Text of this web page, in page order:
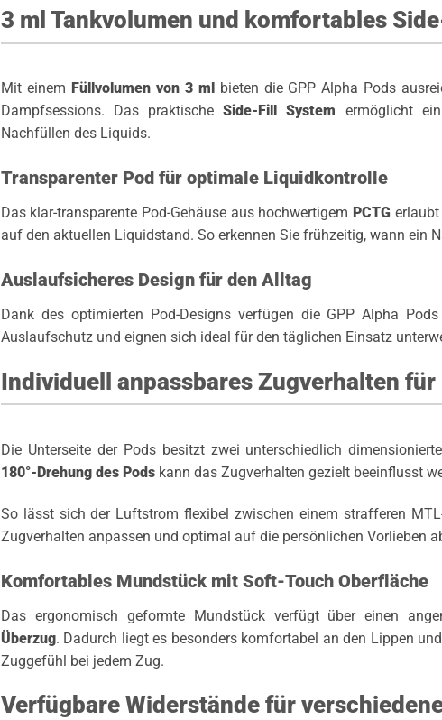
3 ml Tankvolumen und komfortables
Mit einem Füllvolumen von 3 ml
bieten die GPP Alpha Pods
Dampfsessions. Das praktischeSide-Fill System ermöglicht
Nachfüllen des Liquids.
Transparenter Pod für optimale Liquidkontrolle
Das klar-transparente Pod-Gehäuse aus hochwertigem PCTG
auf den aktuellen Liquidstand. So erkennen Sie frühzeitig, wann ein
Auslaufsicheres Design für den Alltag
Dank des optimierten Pod-Designs verfügen die GPP Alpha
Auslaufschutz und eignen sich ideal für den täglichen Einsatz
Individuell anpassbares Zugverhalten für
Die Unterseite der Pods besitzt zwei unterschiedlich dimensionierte
180°-Drehung des Podskann das Zugverhalten gezielt beeinflusst
So lässt sich der Luftstrom flexibel zwischen einem strafferen
Zugverhalten anpassen und optimal auf die persönlichen Vorlieben
Komfortables Mundstück mit Soft-Touch Oberfläche
Das ergonomisch geformte Mundstück verfügt über einen
Überzug. Dadurch liegt es besonders komfortabel an den Lippen
Zuggefühl bei jedem Zug.
Verfügbare Widerstände für